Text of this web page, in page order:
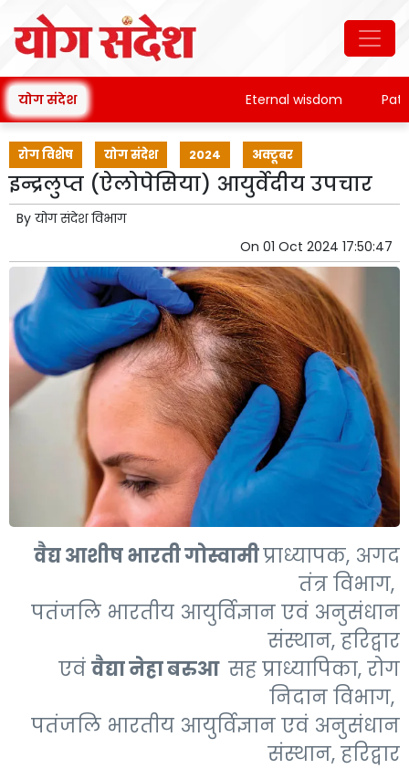
योग संदेश Eternal wisdom
रोग विशेष योग संदेश 2024 अक्टूबर
इन्द्रलुप्त (ऐलोपेसिया) आयुर्वेदीय उपचार
By योग संदेश विभाग
On 01 Oct 2024 17:50:47
वैद्य आशीष भारती गोस्वामीप्राध्यापक, अगद
तंत्र विभाग,
पतंजलि भारतीय आयुर्विज्ञान एवं अनुसंधान
संस्थान, हरिद्वार
एवं वैद्या नेहा बरुआ सह प्राध्यापिका, रोग
निदान विभाग,
पतंजलि भारतीय आयुर्विज्ञान एवं अनुसंधान
संस्थान, हरिद्वार